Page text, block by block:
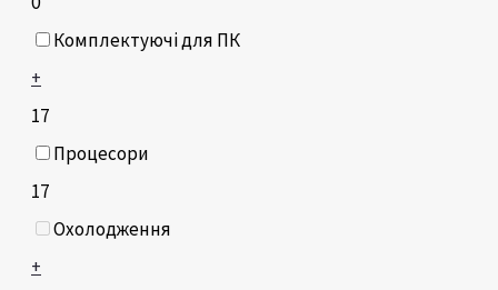
Комплектуючі для ПК
+
17
Процесори
17
Охолодження
+